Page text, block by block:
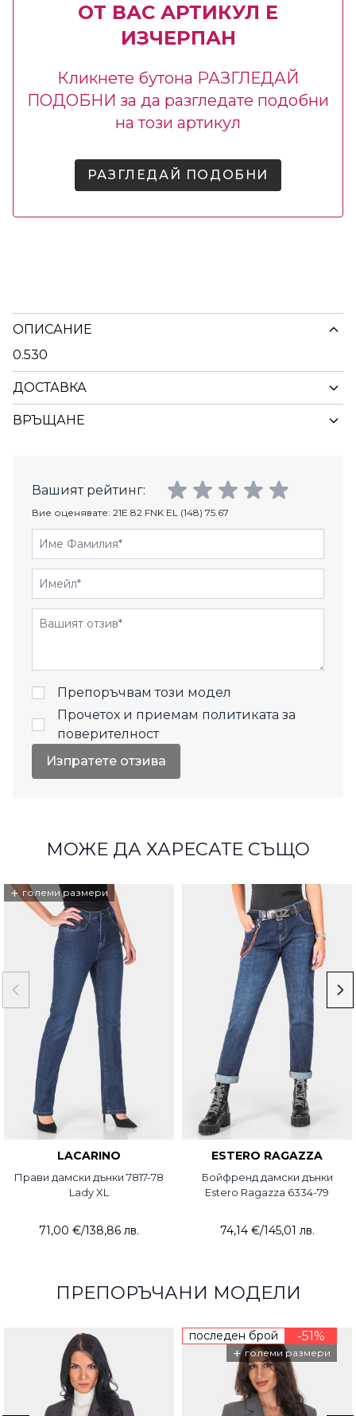
ОТ ВАС АРТИКУЛ Е
ИЗЧЕРПАН
Кликнете бутона РАЗГЛЕДАЙ
ПОДОБНИ за да разгледате подобни
на този артикул
РАЗГЛЕДАЙ ПОДОБНИ
ОПИСАНИЕ
0.530
ДОСТАВКА
ВРЪЩАНЕ
Вашият рейтинг:
Вие оценявате: 21E 82 FNK EL (148) 75.67
Име Фамилия
Имейл
Отзиви
Препоръчвам този модел
Прочетох и приемам политиката за
поверителност
Изпратете отзива
МОЖЕ ДА ХАРЕСАТЕ СЪЩО
+ големи размери
LACARINO
Прави дамски дънки 7817-78
Lady XL
71,00 €/138,86 лв.
ESTERO RAGAZZA
Бойфренд дамски дънки
Estero Ragazza 6334-79
74,14 €/145,01 лв.
ПРЕПОРЪЧАНИ МОДЕЛИ
последен брой -51%
+ големи размери